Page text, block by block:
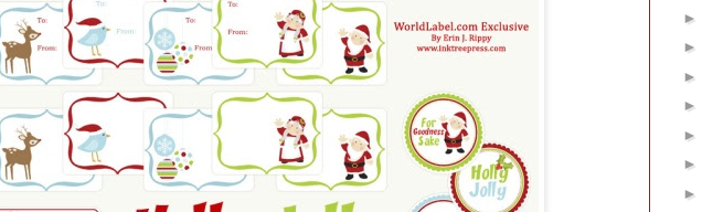
►
►
►
►
►
►
►